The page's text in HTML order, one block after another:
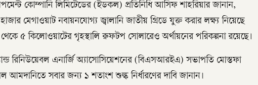
কোম্পানি লিমিটেডের (ইডকল) প্রতিনিধি আসিফ শাহরিয়ার জানান,
মেগাওয়াট নবায়নযোগ্য জ্বালানি জাতীয় গ্রিডে যুক্ত করার লক্ষ্য নিয়েছে
৫ কিলোওয়াটের গৃহস্থালি রুফটপ সোলারেও অর্থায়নের পরিকল্পনা রয়েছে।
রিনিউয়েবল এনার্জি অ্যাসোসিয়েশনের (বিএসআরইএ) সভাপতি মোস্তফা
আমদানিতে সবার জন্য ১ শতাংশ শুল্ক নির্ধারণের দাবি জানান।